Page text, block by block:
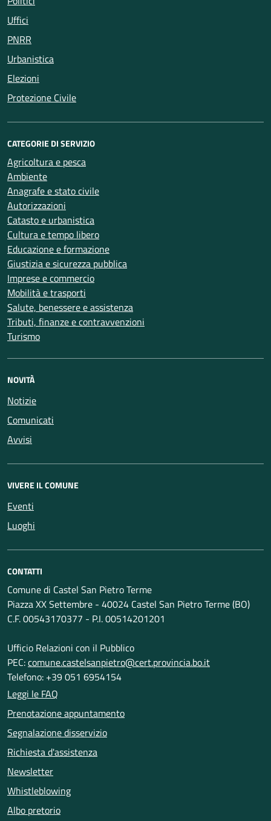
Uffici
PNRR
Urbanistica
Elezioni
Protezione Civile
CATEGORIE DI SERVIZIO
Agricoltura e pesca
Ambiente
Anagrafe e stato civile
Autorizzazioni
Catasto e urbanistica
Cultura e tempo libero
Educazione e formazione
Giustizia e sicurezza pubblica
Imprese e commercio
Mobilità e trasporti
Salute, benessere e assistenza
Tributi, finanze e contravvenzioni
Turismo
NOVITÀ
Notizie
Comunicati
Avvisi
VIVERE IL COMUNE
Eventi
Luoghi
CONTATTI
Comune di Castel San Pietro Terme
Piazza XX Settembre - 40024 Castel San Pietro Terme (BO)
C.F. 00543170377 - P.I. 00514201201
Ufficio Relazioni con il Pubblico
PEC:comune.castelsanpietro@cert.provincia.bo.it
Telefono: +39 051 6954154
Leggi le FAQ
Prenotazione appuntamento
Segnalazione disservizio
Richiesta d'assistenza
Newsletter
Whistleblowing
Albo pretorio